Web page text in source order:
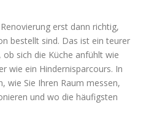
erst dann richtig,
bestellt sind. Das ist ein teurer
sich die Küche anfühlt wie
wie ein Hindernisparcours. In
wie Sie Ihren Raum messen,
und wo die häufigsten